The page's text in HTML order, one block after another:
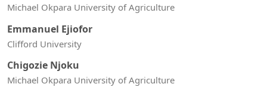
Michael Okpara University of Agriculture
Emmanuel Ejiofor
Clifford University
Chigozie Njoku
Michael Okpara University of Agriculture